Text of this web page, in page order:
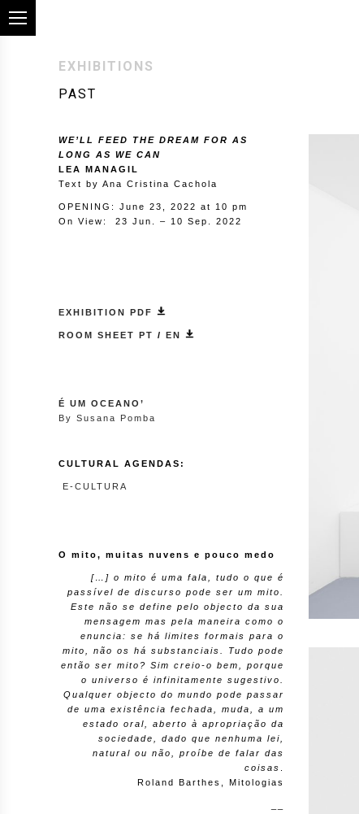
EXHIBITIONS
PAST
WE’LL FEED THE DREAM FOR AS
LONG AS WE CAN
LEA MANAGIL
Text by Ana Cristina Cachola
OPENING: June 23, 2022 at 10 pm
On View: 23 Jun. – 10 Sep. 2022
EXHIBITION PDF
ROOM SHEET PT / EN
É UM OCEANO’
By Susana Pomba
CULTURAL AGENDAS:
E-CULTURA
O mito, muitas nuvens e pouco medo
[…] o mito é uma fala, tudo o que é
passível de discurso pode ser um mito.
Este não se define pelo objecto da sua
mensagem mas pela maneira como o
enuncia: se há limites formais para o
mito, não os há substanciais. Tudo pode
então ser mito? Sim creio-o bem, porque
o universo é infinitamente sugestivo.
Qualquer objecto do mundo pode passar
de uma existência fechada, muda, a um
estado oral, aberto à apropriação da
sociedade, dado que nenhuma lei,
natural ou não, proíbe de falar das
coisas
Roland Barthes, Mitologias